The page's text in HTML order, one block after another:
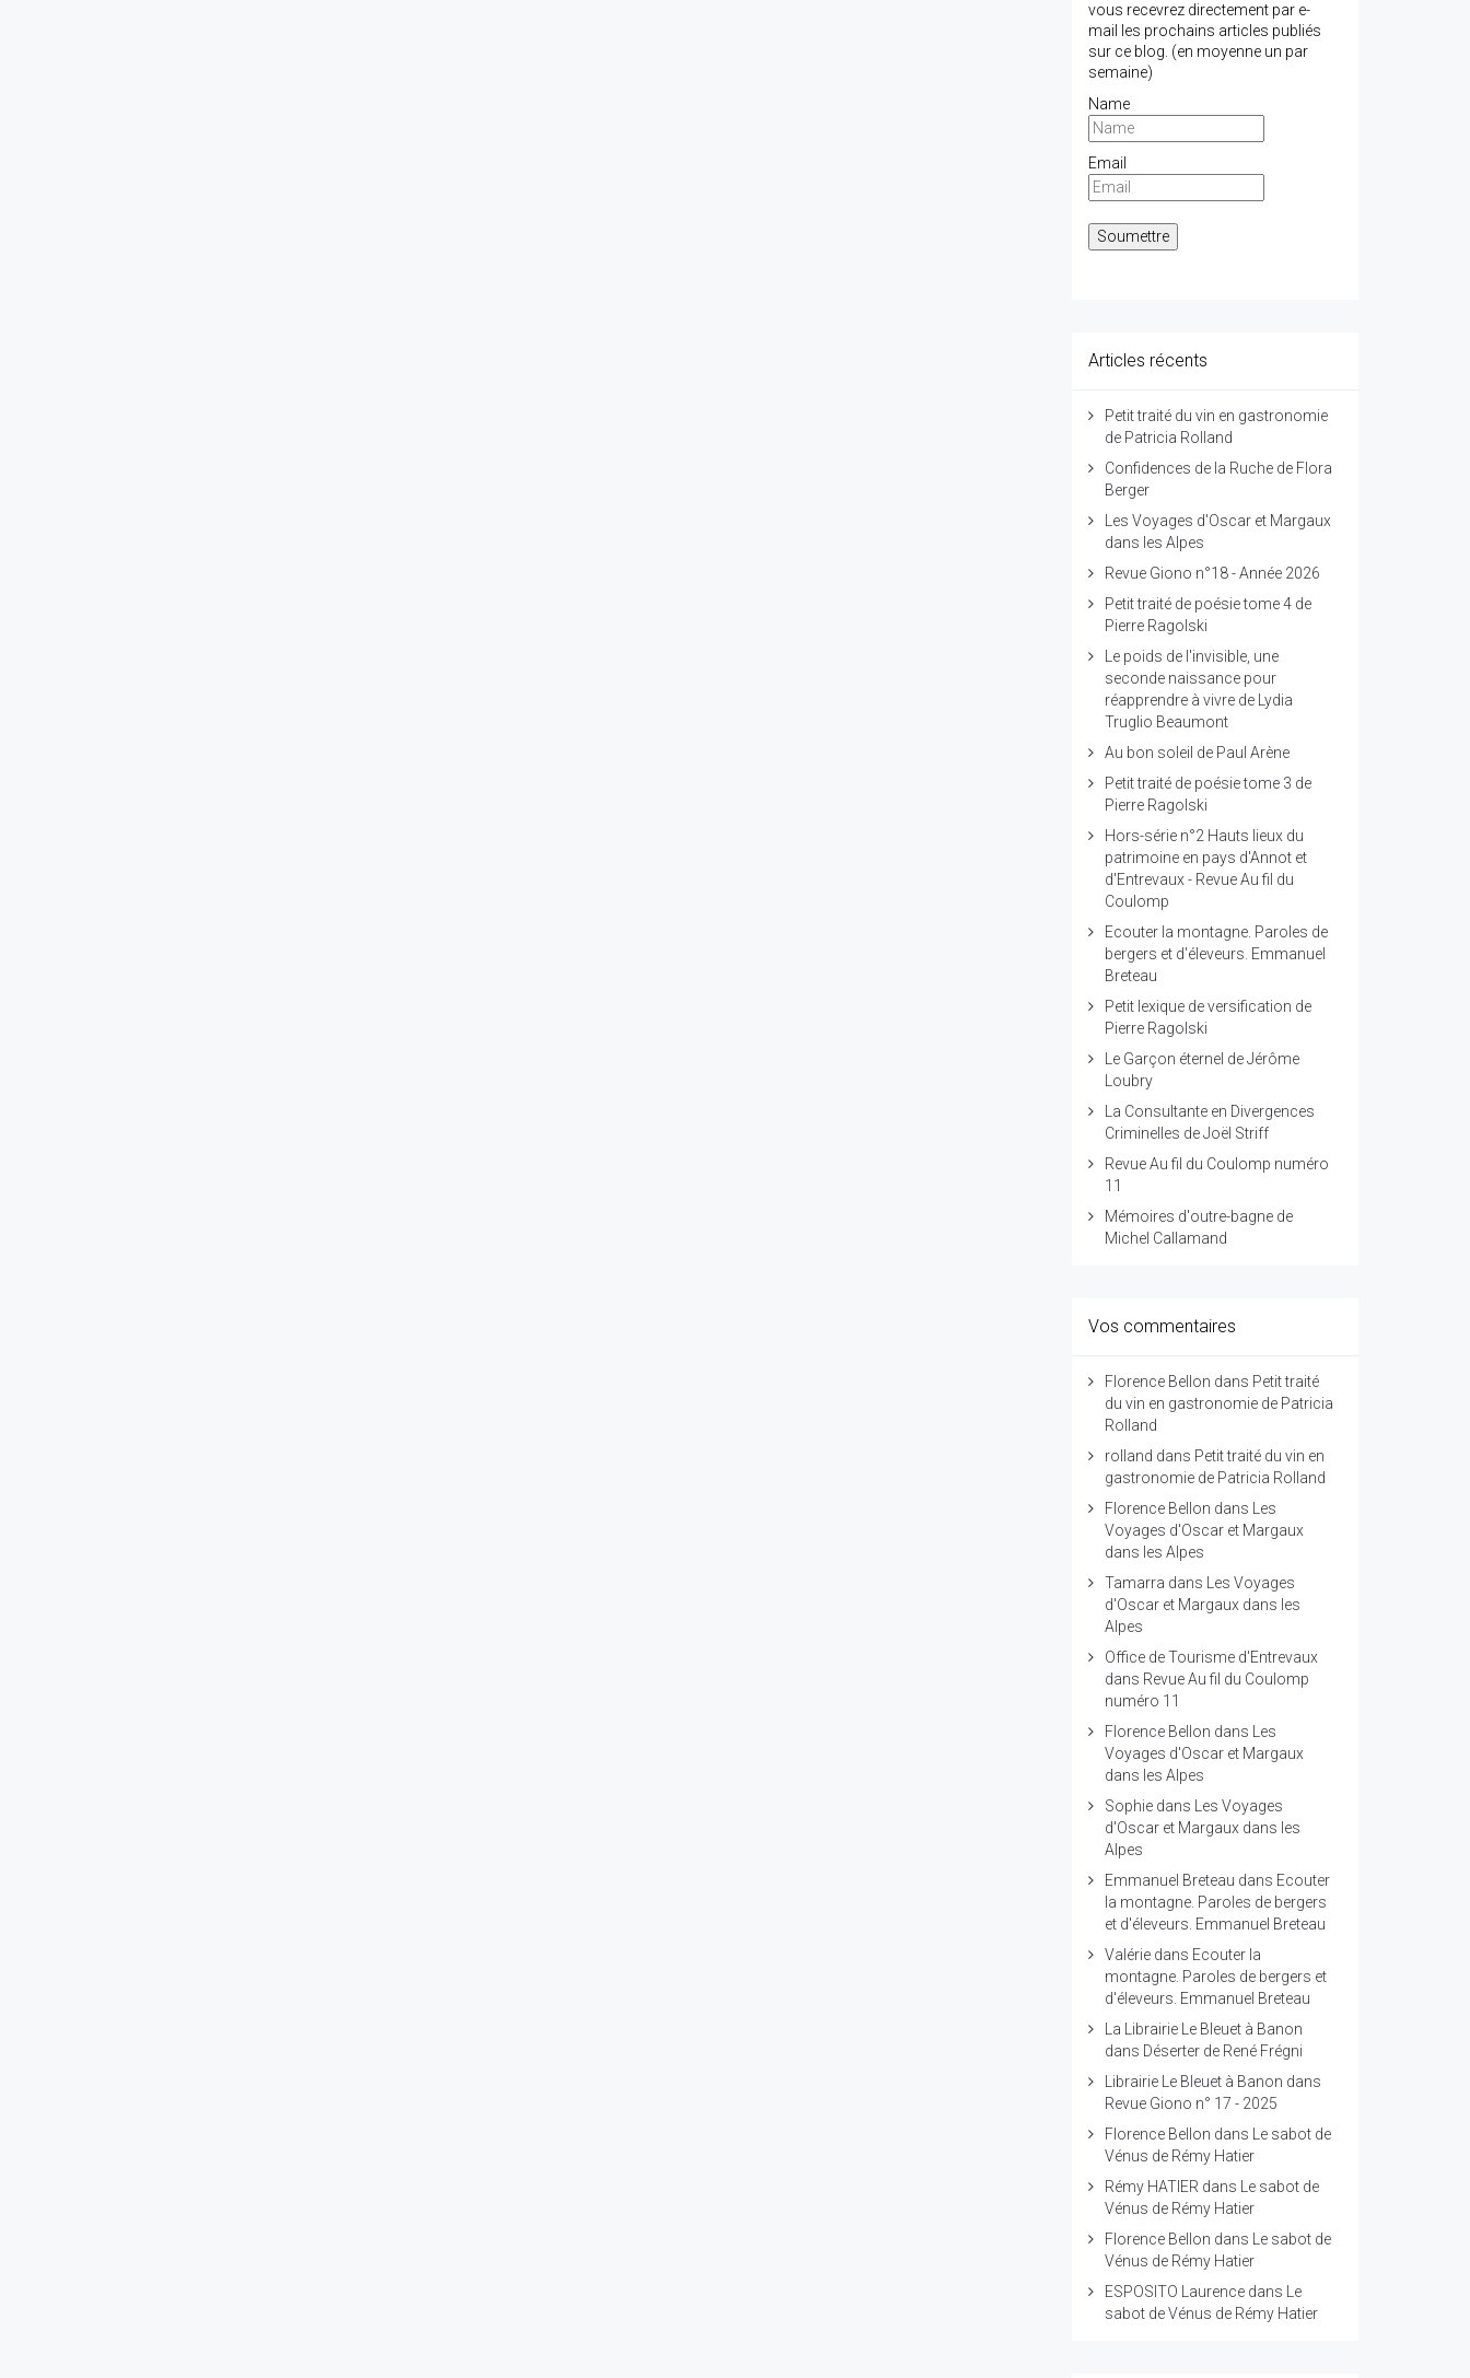
vous recevrez directement par e-
mail les prochains articles publiés
sur ce blog. (en moyenne un par
semaine)
Name
Email
Articles récents
Petit traité du vin en gastronomie
de Patricia Rolland
Confidences de la Ruche de Flora
Berger
Les Voyages d'Oscar et Margaux
dans les Alpes
Revue Giono n°18 - Année 2026
Petit traité de poésie tome 4 de
Pierre Ragolski
Le poids de l'invisible, une
seconde naissance pour
réapprendre à vivre de Lydia
Truglio Beaumont
Au bon soleil de Paul Arène
Petit traité de poésie tome 3 de
Pierre Ragolski
Hors-série n°2 Hauts lieux du
patrimoine en pays d'Annot et
d'Entrevaux - Revue Au fil du
Coulomp
Ecouter la montagne. Paroles de
bergers et d'éleveurs. Emmanuel
Breteau
Petit lexique de versification de
Pierre Ragolski
Le Garçon éternel de Jérôme
Loubry
La Consultante en Divergences
Criminelles de Joël Striff
Revue Au fil du Coulomp numéro
11
Mémoires d'outre-bagne de
Michel Callamand
Vos commentaires
Florence Bellon dans Petit traité
du vin en gastronomie de Patricia
Rolland
rolland dans Petit traité du vin en
gastronomie de Patricia Rolland
Florence Bellon dans
Les
Voyages d'Oscar et Margaux
dans les Alpes
Tamarra dans
Les Voyages
d'Oscar et Margaux dans les
Alpes
Office de Tourisme d'Entrevaux
dans Revue Au fil du Coulomp
numéro 11
Florence Bellon dans
Les
Voyages d'Oscar et Margaux
dans les Alpes
Sophiedans
Les Voyages
d'Oscar et Margaux dans les
Alpes
Emmanuel Breteau dans Ecouter
la montagne. Paroles de bergers
et d'éleveurs. Emmanuel Breteau
Valériedans Ecouter la
montagne. Paroles de bergers et
d'éleveurs. Emmanuel Breteau
La Librairie Le Bleuet à Banon
dans Déserter de René Frégni
Librairie Le Bleuet à Banon dans
Revue Giono n° 17 - 2025
Florence Bellon dans
Le sabot de
Vénus de Rémy Hatier
Rémy HATIER dans
Le sabot de
Vénus de Rémy Hatier
Florence Bellon dans
Le sabot de
Vénus de Rémy Hatier
ESPOSITO Laurencedans
Le
sabot de Vénus de Rémy Hatier